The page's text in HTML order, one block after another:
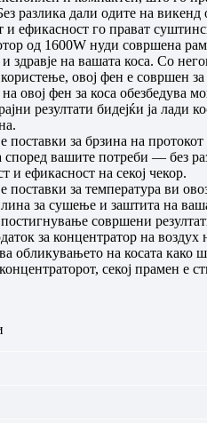
разлика дали одите на
и ефикасност го прават
од 1600W нуди совршена
здравје на вашата коса. Со
овој фен е совршен за
овој фен за коса обезбедува
резултати бидејќи ја лади
поставки за брзина на
според вашите потреби — без
и ефикасност на секој чекор.
поставки за температура ви
за сушење и заштита на
совршени
за концентратор на
обликувањето на косата
секој прамен е